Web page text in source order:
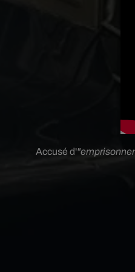
Accusé d'